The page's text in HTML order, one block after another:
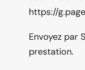
https://
Envoyez par
prestation.